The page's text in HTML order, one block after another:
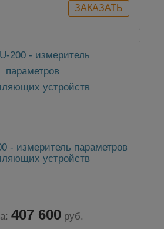
- измеритель параметров
устройств
407 600 руб.